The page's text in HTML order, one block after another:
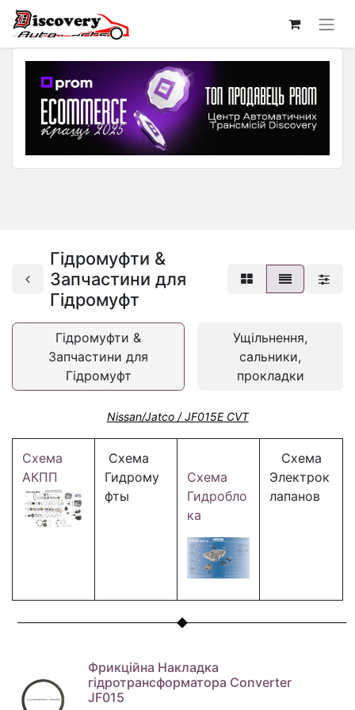
Гідромуфти &
Запчастини для
Гідромуфт
Гідромуфти &
Запчастини для
Гідромуфт
Ущільнення,
сальники,
прокладки
Nissan/Jatco / JF015E CVT
Схема
АКПП
Схема
Гидрому
фты
Схема
Гидробло
ка
Схема
Электрок
лапанов
Фрикційна Накладка
гідротрансформатора Converter
JF015